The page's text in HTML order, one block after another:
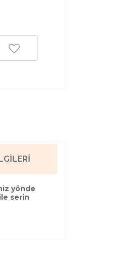
yönde
serin